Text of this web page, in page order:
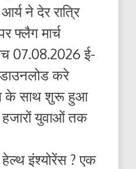
ने देर रात्रि
फ्लैग मार्च
07.08.2026 ई-
करे
के साथ शुरू हुआ
हजारों युवाओं तक
हेल्थ इंश्योरेंस ? एक